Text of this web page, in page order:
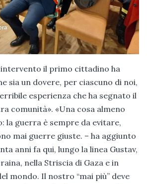
intervento il primo cittadino ha
sia un dovere, per ciascuno di noi,
esperienza che ha segnato il
comunità». «Una cosa almeno
la guerra è sempre da evitare,
mai guerre giuste. – ha aggiunto
anni fa qui, lungo la linea Gustav,
nella Striscia di Gaza e in
mondo. Il nostro “mai più” deve